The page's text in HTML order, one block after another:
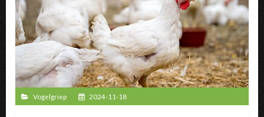
Vogelgriep 2024-11-18